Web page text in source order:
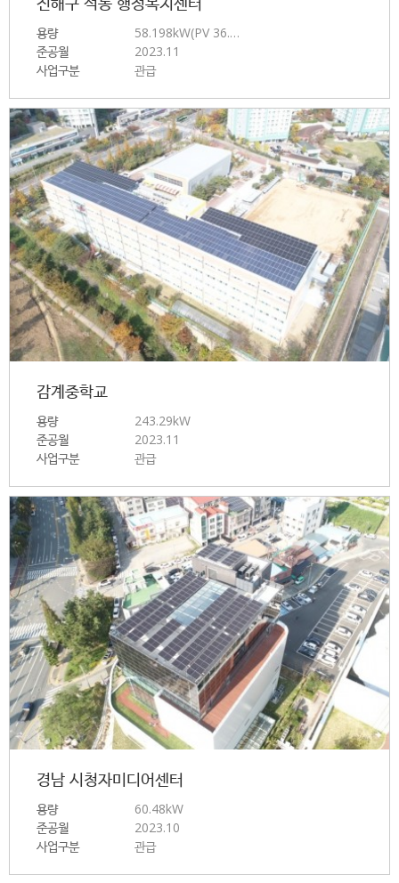
용량
58.198kW(PV 36.…
준공월
2023.11
사업구분
관급
감계중학교
용량
243.29kW
준공월
2023.11
사업구분
관급
경남 시청자미디어센터
용량
60.48kW
준공월
2023.10
사업구분
관급